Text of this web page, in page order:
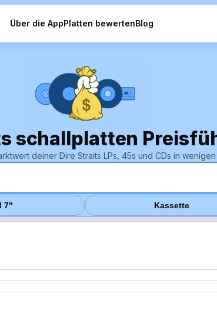
Über die AppPlatten bewertenBlog
schallplatten
deiner Dire Straits LPs, 45s und CDs in
7" Kassette